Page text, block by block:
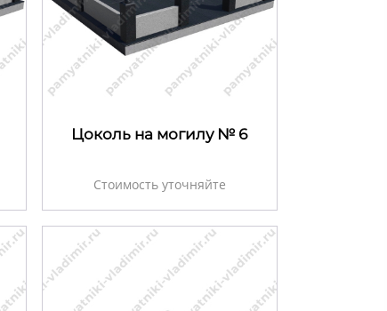
Цоколь на могилу № 6
Стоимость уточняйте